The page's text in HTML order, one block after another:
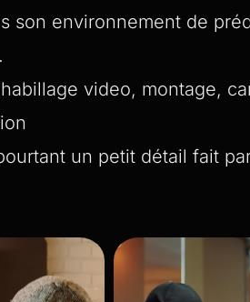
son environnement de
video, montage,
un petit détail fait